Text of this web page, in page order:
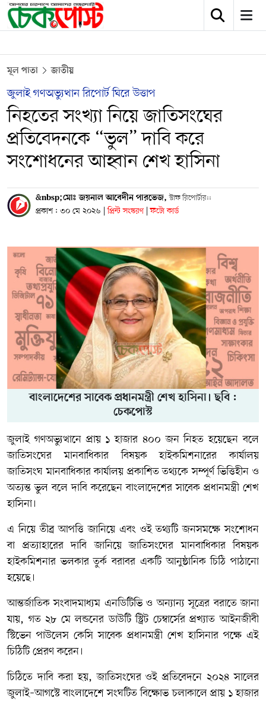
মূল পাতা জাতীয়
জুলাই গণঅভ্যুত্থান রিপোর্ট ঘিরে উত্তাপ
নিহতের সংখ্যা নিয়ে জাতিসংঘের
প্রতিবেদনকে “ভুল” দাবি করে
সংশোধনের আহ্বান শেখ হাসিনা
&nbsp;মোঃ জয়নাল আবেদীন পারভেজ,স্টাফ রিপোর্টার::
প্রকাশ : ৩০ মে ২০২৬ | প্রিন্ট সংস্করণ | ফটো কার্ড
বাংলাদেশের সাবেক প্রধানমন্ত্রী শেখ হাসিনা। ছবি :
চেকপোস্ট
জুলাই গণঅভ্যুত্থানে প্রায় ১ হাজার ৪০০ জন নিহত হয়েছেন বলে
জাতিসংঘের মানবাধিকার বিষয়ক হাইকমিশনারের কার্যালয়
জাতিসংঘ মানবাধিকার কার্যালয় প্রকাশিত তথ্যকে সম্পূর্ণ ভিত্তিহীন ও
অত্যন্ত ভুল বলে দাবি করেছেন বাংলাদেশের সাবেক প্রধানমন্ত্রী শেখ
হাসিনা।
এ নিয়ে তীব্র আপত্তি জানিয়ে এবং ওই তথ্যটি জনসমক্ষে সংশোধন
বা প্রত্যাহারের দাবি জানিয়ে জাতিসংঘের মানবাধিকার বিষয়ক
হাইকমিশনার ভলকার তুর্ক বরাবর একটি আনুষ্ঠানিক চিঠি পাঠানো
হয়েছে।
আন্তর্জাতিক সংবাদমাধ্যম এনডিটিভি ও অন্যান্য সূত্রের বরাতে জানা
যায়, গত ২৮ মে লন্ডনের ডাউটি স্ট্রিট চেম্বার্সের প্রখ্যাত আইনজীবী
স্টিভেন পাউলেস কেসি সাবেক প্রধানমন্ত্রী শেখ হাসিনার পক্ষে এই
চিঠিটি প্রেরণ করেন।
চিঠিতে দাবি করা হয়, জাতিসংঘের ওই প্রতিবেদনে ২০২৪ সালের
জুলাই–আগস্টে বাংলাদেশে সংঘটিত বিক্ষোভ চলাকালে প্রায় ১ হাজার